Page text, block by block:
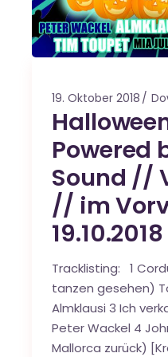
19. Oktober 2018
Powered
Sound //
// im
19.10.2018
Tracklisting: 1
tanzen gesehen)
Almklausi 3 Ich
Peter Wackel 4
Mallorca zurück)